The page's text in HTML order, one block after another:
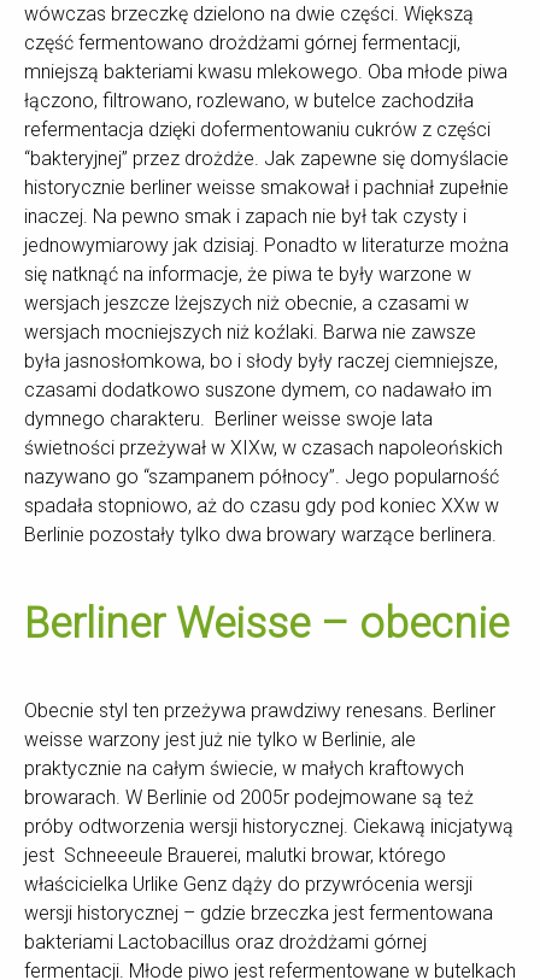
wówczas brzeczkę dzielono na dwie części. Większą
część fermentowano drożdżami górnej fermentacji,
mniejszą bakteriami kwasu mlekowego. Oba młode piwa
łączono, filtrowano, rozlewano, w butelce zachodziła
refermentacja dzięki dofermentowaniu cukrów z części
“bakteryjnej” przez drożdże. Jak zapewne się domyślacie
historycznie berliner weisse smakował i pachniał zupełnie
inaczej. Na pewno smak i zapach nie był tak czysty i
jednowymiarowy jak dzisiaj. Ponadto w literaturze można
się natknąć na informacje, że piwa te były warzone w
wersjach jeszcze lżejszych niż obecnie, a czasami w
wersjach mocniejszych niż koźlaki. Barwa nie zawsze
była jasnosłomkowa, bo i słody były raczej ciemniejsze,
czasami dodatkowo suszone dymem, co nadawało im
dymnego charakteru. Berliner weisse swoje lata
świetności przeżywał w XIXw, w czasach napoleońskich
nazywano go “szampanem północy”. Jego popularność
spadała stopniowo, aż do czasu gdy pod koniec XXw w
Berlinie pozostały tylko dwa browary warzące berlinera.
Berliner Weisse – obecnie
Obecnie styl ten przeżywa prawdziwy renesans. Berliner
weisse warzony jest już nie tylko w Berlinie, ale
praktycznie na całym świecie, w małych kraftowych
browarach. W Berlinie od 2005r podejmowane są też
próby odtworzenia wersji historycznej. Ciekawą inicjatywą
jest Schneeeule Brauerei, malutki browar, którego
właścicielka Urlike Genz dąży do przywrócenia wersji
wersji historycznej – gdzie brzeczka jest fermentowana
bakteriami Lactobacillus oraz drożdżami górnej
fermentacji. Młode piwo jest refermentowane w butelkach